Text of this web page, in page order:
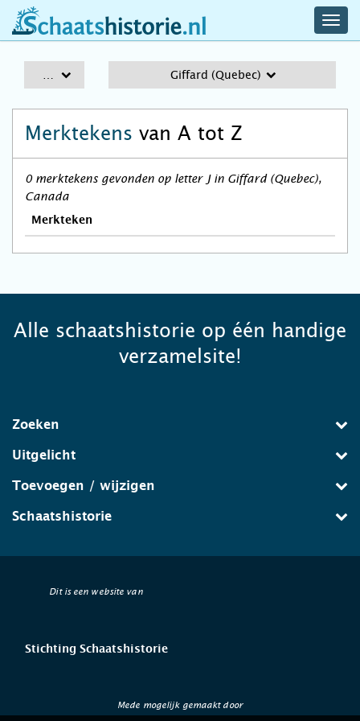
schaatshistorie.nl
Giffard (Quebec)
Merktekens van A tot Z
0 merktekens gevonden op letter J in Giffard (Quebec),
Canada
Merkteken
Alle schaatshistorie op één handige
verzamelsite!
Zoeken
Uitgelicht
Toevoegen / wijzigen
Schaatshistorie
Dit is een website van
Stichting Schaatshistorie
Mede mogelijk gemaakt door